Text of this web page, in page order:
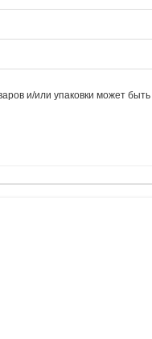
и/или упаковки может быть